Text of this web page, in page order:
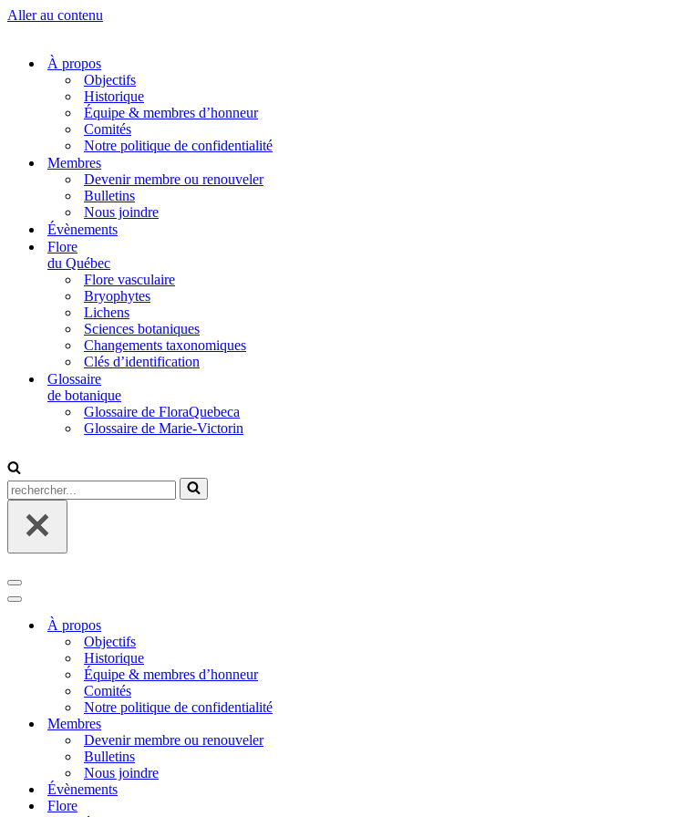
Aller au contenu
À propos
Objectifs
Historique
Équipe & membres d’honneur
Comités
Notre politique de confidentialité
Membres
Devenir membre ou renouveler
Bulletins
Nous joindre
Évènements
Flore
du Québec
Flore vasculaire
Bryophytes
Lichens
Sciences botaniques
Changements taxonomiques
Clés d’identification
Glossaire
de botanique
Glossaire de FloraQuebeca
Glossaire de Marie-Victorin
Rechercher...
Menu
de
navigation
Menu
navigationÀ propos
Objectifs
Historique
Équipe & membres d’honneur
Comités
Notre politique de confidentialité
Membres
Devenir membre ou renouveler
Bulletins
Nous joindre
Évènements
Flore